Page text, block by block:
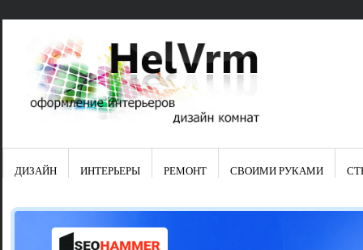
Свежие
Японские
ДИЗАЙН ИНТЕРЬЕРЫ РЕМОНТ СВОИМИ РУКАМИ